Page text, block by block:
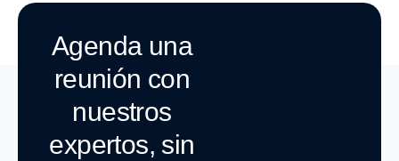
Agenda una
reunión con
nuestros
expertos, sin